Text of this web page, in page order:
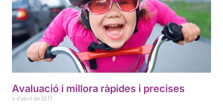
Avaluació i millora ràpides i precises
4 d'abril de 2017